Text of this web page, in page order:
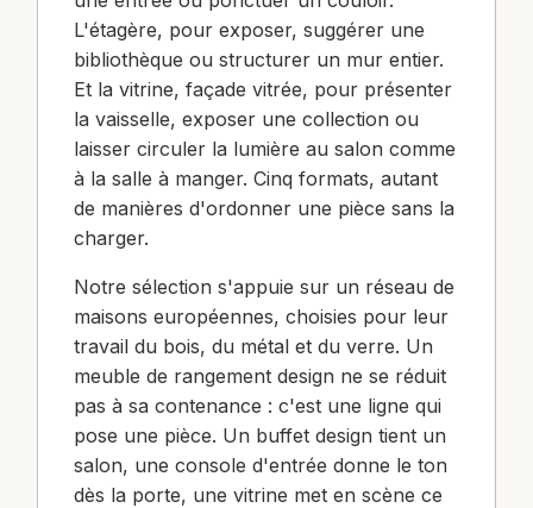
L'étagère, pour exposer, suggérer une
bibliothèque ou structurer un mur entier.
Et la vitrine, façade vitrée, pour présenter
la vaisselle, exposer une collection ou
laisser circuler la lumière au salon comme
à la salle à manger. Cinq formats, autant
de manières d'ordonner une pièce sans la
charger.
Notre sélection s'appuie sur un réseau de
maisons européennes, choisies pour leur
travail du bois, du métal et du verre. Un
meuble de rangement design ne se réduit
pas à sa contenance : c'est une ligne qui
pose une pièce. Un buffet design tient un
salon, une console d'entrée donne le ton
dès la porte, une vitrine met en scène ce